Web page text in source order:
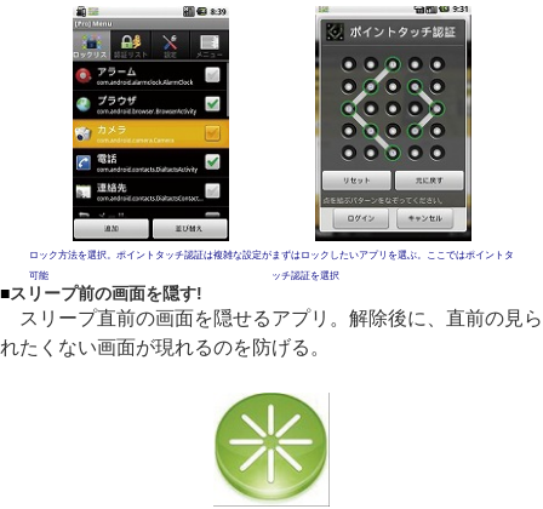
ロック方法を選択。ポイントタッチ認証は複雑な設定が
可能
まずはロックしたいアプリを選ぶ。ここではポイントタ
ッチ認証を選択
■スリープ前の画面を隠す!
スリープ直前の画面を隠せるアプリ。解除後に、直前の見ら
れたくない画面が現れるのを防げる。